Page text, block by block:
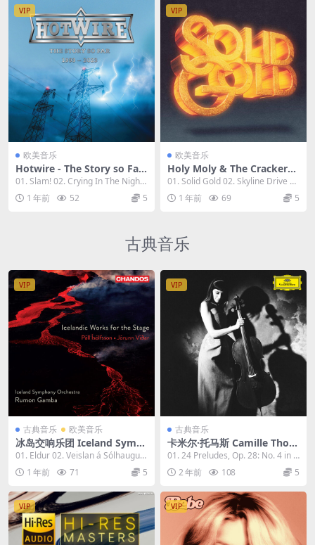
VIP
欧美音乐
Hotwire - The Story so Far
1993 - 2023 [24bit/44.1kHz]
[Hi-Res Flac 819MB]
01. Slam! 02. Crying In The Night
(Remas...
1 年前 52 5
VIP
欧美音乐
Holy Moly & The Crackers -
Solid Gold 2023 [24bit/96k
Hz] [Hi-Res Flac 650MB]
01. Solid Gold 02. Skyline Drive 0
3. Bad...
1 年前 69 5
古典音乐
VIP
古典音乐 欧美音乐
冰岛交响乐团 Iceland Symp
hony Orchestra - Icelandic
Works for the Stage 2023
[24bit/96kHz] [Hi-Res Flac
01. Eldur 02. Veislan á Sólhaugu
m: No. 1...
1 年前 71 5
VIP
古典音乐
卡米尔·托马斯 Camille Thom
as - The Chopin Project The
Franchomme Legacy 2023
[24Bit/96kHz] [Hi-Res Flac
01. 24 Preludes, Op. 28: No. 4 in E
Mino...
2 年前 108 5
VIP VIP